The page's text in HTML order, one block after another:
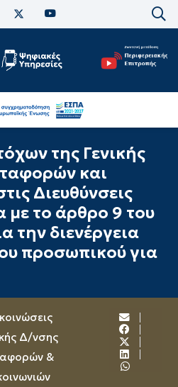
της Γενικής
και
Διευθύνσεις
το άρθρο 9 του
την διενέργεια
προσωπικού για
Δ/νσης
&